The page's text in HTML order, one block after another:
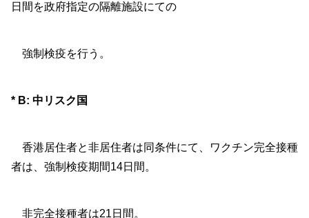
日間を政府指定の隔離施設にての
強制検疫を行う。
* B: 中リスク国
香港居住者と非居住者は同条件にて、ワクチン完全接種
者は、強制検疫期間14日間。
非完全接種者は21日間。